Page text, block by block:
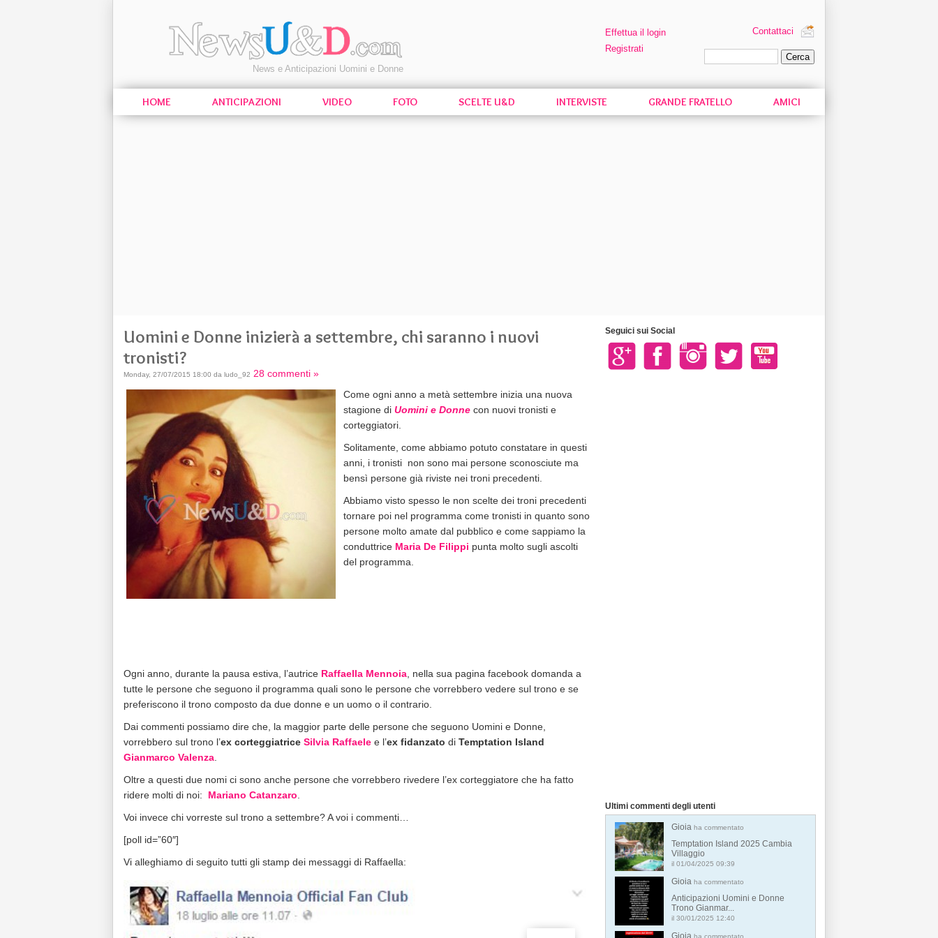
News e Anticipazioni Uomini e Donne
Effettua il login
Registrati
Contattaci
HOME ANTICIPAZIONI VIDEO FOTO SCELTE U&D INTERVISTE GRANDE FRATELLO AMICI
Uomini e Donne inizierà a settembre, chi saranno i nuovi
tronisti?
Monday, 27/07/2015 18:00 da ludo_92 28 commenti »
Come ogni anno a metà settembre inizia una nuova
stagione di Uomini e Donne con nuovi tronisti e
corteggiatori.
Solitamente, come abbiamo potuto constatare in questi
anni, i tronisti non sono mai persone sconosciute ma
bensì persone già riviste nei troni precedenti.
Abbiamo visto spesso le non scelte dei troni precedenti
tornare poi nel programma come tronisti in quanto sono
persone molto amate dal pubblico e come sappiamo la
conduttrice Maria De Filippi punta molto sugli ascolti
del programma.
Ogni anno, durante la pausa estiva, l’autrice Raffaella Mennoia , nella sua pagina facebook domanda a
tutte le persone che seguono il programma quali sono le persone che vorrebbero vedere sul trono e se
preferiscono il trono composto da due donne e un uomo o il contrario.
Dai commenti possiamo dire che, la maggior parte delle persone che seguono Uomini e Donne,
vorrebbero sul trono l’ex corteggiatrice Silvia Raffaele e l’ex fidanzato di Temptation Island
Gianmarco Valenza
Oltre a questi due nomi ci sono anche persone che vorrebbero rivedere l’ex corteggiatore che ha fatto
ridere molti di noi: Mariano Catanzaro
Voi invece chi vorreste sul trono a settembre? A voi i commenti…
[poll id=”60″]
Vi alleghiamo di seguito tutti gli stamp dei messaggi di Raffaella:
Seguici sui Social
Ultimi commenti degli utenti
Gioia ha commentato
Temptation Island 2025 Cambia
Villaggio
il 01/04/2025 09:39
Gioia ha commentato
Anticipazioni Uomini e Donne
Trono Gianmar...
il 30/01/2025 12:40
Gioia ha commentato